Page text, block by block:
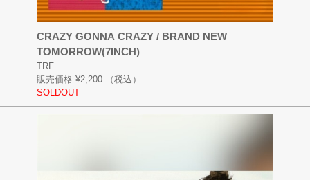
CRAZY GONNA CRAZY / BRAND NEW
TOMORROW(7INCH)
TRF
販売価格:¥2,200
（税込）
SOLDOUT